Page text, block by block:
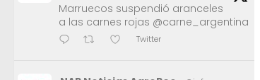
Marruecos suspendió aranceles
a las carnes rojas @carne_argentina
Twitter